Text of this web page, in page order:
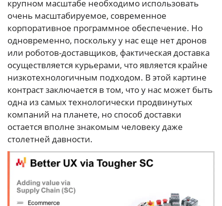
крупном масштабе необходимо использовать
очень масштабируемое, современное
корпоративное программное обеспечение. Но
одновременно, поскольку у нас еще нет дронов
или роботов-доставщиков, фактическая доставка
осуществляется курьерами, что является крайне
низкотехнологичным подходом. В этой картине
контраст заключается в том, что у нас может быть
одна из самых технологически продвинутых
компаний на планете, но способ доставки
остается вполне знакомым человеку даже
столетней давности.